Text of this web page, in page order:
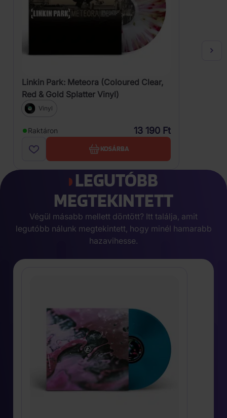
Linkin Park: Meteora (Coloured Clear,
Red & Gold Splatter Vinyl)
Vinyl
Raktáron 13 190 Ft
KOSÁRBA
LEGUTÓBB
MEGTEKINTETT
Végül másabb mellett döntött? Itt találja, amit
legutóbb nálunk megtekintett, hogy minél hamarabb
hazavihesse.